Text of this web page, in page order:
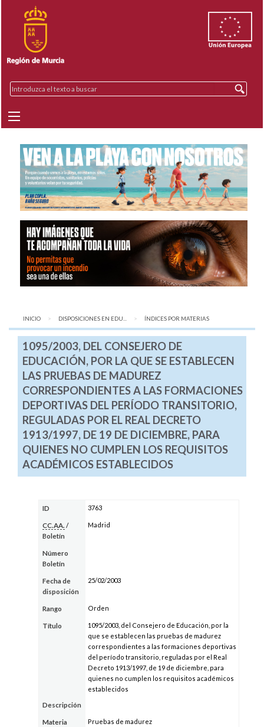
INICIO DISPOSICIONES EN EDU... AQUÍ:
ÍNDICES POR MATERIAS
1095/2003, DEL CONSEJERO DE
EDUCACIÓN, POR LA QUE SE ESTABLECEN
LAS PRUEBAS DE MADUREZ
CORRESPONDIENTES A LAS FORMACIONES
DEPORTIVAS DEL PERÍODO TRANSITORIO,
REGULADAS POR EL REAL DECRETO
1913/1997, DE 19 DE DICIEMBRE, PARA
QUIENES NO CUMPLEN LOS REQUISITOS
ACADÉMICOS ESTABLECIDOS
ID 3763
CC.AA. /
Boletín
Madrid
Número
Boletín
Fecha de
disposición
25/02/2003
Rango Orden
Título
1095/2003, del Consejero de Educación, por la
que se establecen las pruebas de madurez
correspondientes a las formaciones deportivas
del período transitorio, reguladas por el Real
Decreto 1913/1997, de 19 de diciembre, para
quienes no cumplen los requisitos académicos
establecidos
Descripción
Materia Pruebas de madurez